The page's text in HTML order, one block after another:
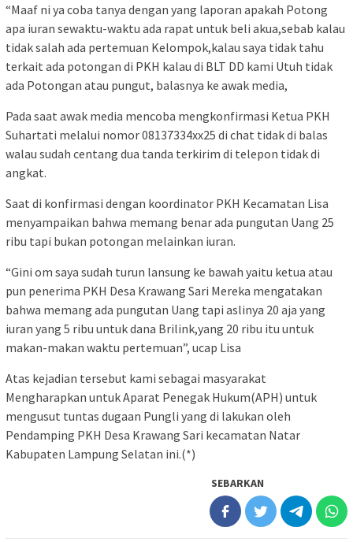
“Maaf ni ya coba tanya dengan yang laporan apakah Potong
apa iuran sewaktu-waktu ada rapat untuk beli akua,sebab kalau
tidak salah ada pertemuan Kelompok,kalau saya tidak tahu
terkait ada potongan di PKH kalau di BLT DD kami Utuh tidak
ada Potongan atau pungut, balasnya ke awak media,
Pada saat awak media mencoba mengkonfirmasi Ketua PKH
Suhartati melalui nomor 08137334xx25 di chat tidak di balas
walau sudah centang dua tanda terkirim di telepon tidak di
angkat.
Saat di konfirmasi dengan koordinator PKH Kecamatan Lisa
menyampaikan bahwa memang benar ada pungutan Uang 25
ribu tapi bukan potongan melainkan iuran.
“Gini om saya sudah turun lansung ke bawah yaitu ketua atau
pun penerima PKH Desa Krawang Sari Mereka mengatakan
bahwa memang ada pungutan Uang tapi aslinya 20 aja yang
iuran yang 5 ribu untuk dana Brilink,yang 20 ribu itu untuk
makan-makan waktu pertemuan”, ucap Lisa
Atas kejadian tersebut kami sebagai masyarakat
Mengharapkan untuk Aparat Penegak Hukum(APH) untuk
mengusut tuntas dugaan Pungli yang di lakukan oleh
Pendamping PKH Desa Krawang Sari kecamatan Natar
Kabupaten Lampung Selatan ini.(*)
SEBARKAN